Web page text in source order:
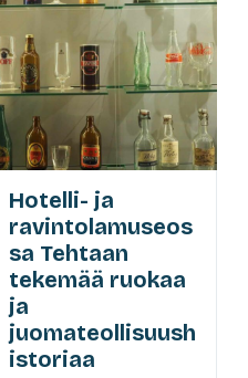
Hotelli- ja
ravintolamuseos
sa Tehtaan
tekemää ruokaa
ja
juomateollisuush
istoriaa